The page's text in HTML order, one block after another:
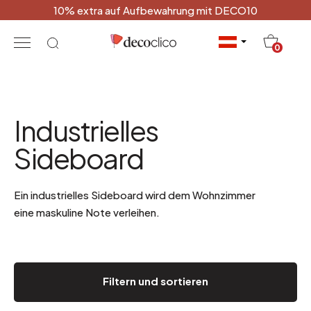
10% extra auf Aufbewahrung mit DECO10
0
Industrielles
Sideboard
Ein industrielles Sideboard wird dem Wohnzimmer
eine maskuline Note verleihen.
Filtern und sortieren